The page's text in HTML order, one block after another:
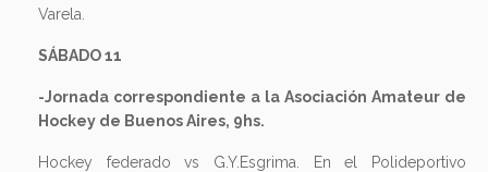
Varela.
SÁBADO 11
-Jornada correspondiente a la Asociación Amateur de
Hockey de Buenos Aires, 9hs.
Hockey federado vs G.Y.Esgrima. En el Polideportivo